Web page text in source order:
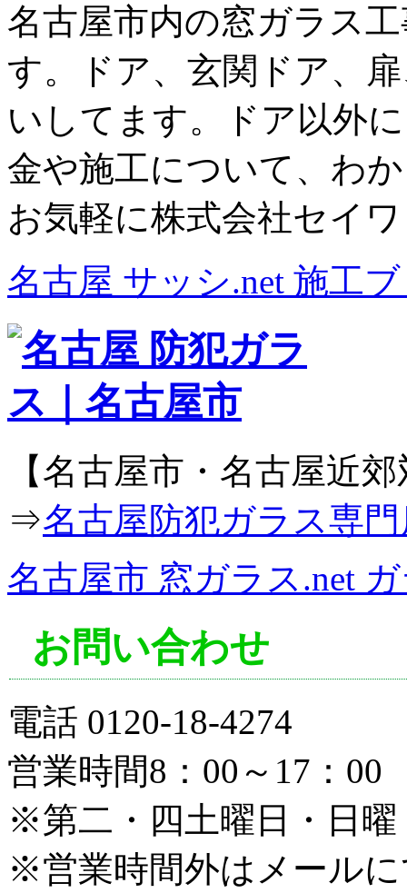
名古屋市内の窓ガラス
す。ドア、玄関ドア、
いしてます。ドア以外
金や施工について、わ
お気軽に株式会社セイ
名古屋 サッシ.net 施工
【名古屋市・名古屋近
⇒名古屋防犯ガラス専
名古屋市 窓ガラス.net
お問い合わせ
電話 0120-18-4274
営業時間8：00～17：00
※第二・四土曜日・日
※営業時間外はメール